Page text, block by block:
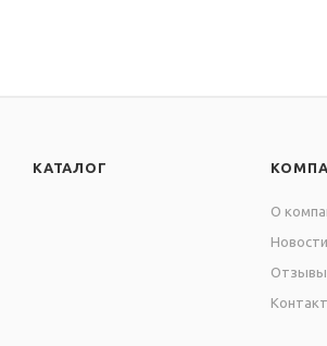
КАТАЛОГ
О
Новости
Отзывы